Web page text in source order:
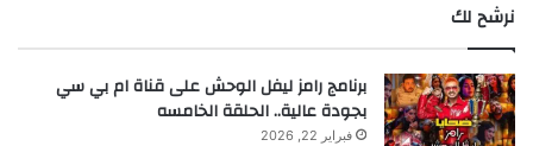
نرشح لك
برنامج رامز ليفل الوحش على قناة ام بي سي
بجودة عالية.. الحلقة الخامسه
فبراير 22, 2026